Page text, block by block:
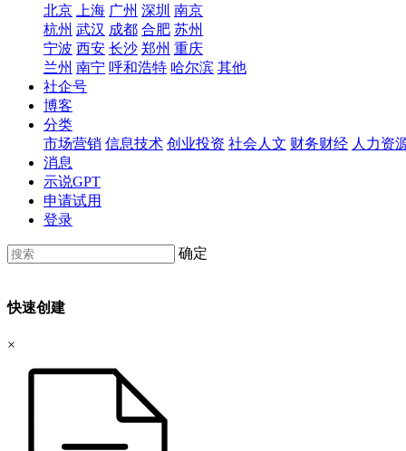
北京
上海 广州 深圳 南京
杭州 武汉 成都 合肥 苏州
宁波 西安 长沙 郑州 重庆
兰州 南宁 呼和浩特 哈尔滨 其他
社企号
博客
分类
市场营销 信息技术 创业投资 社会人文 财务财经 人力资
消息
示说GPT
申请试用
登录
确定
快速创建
×